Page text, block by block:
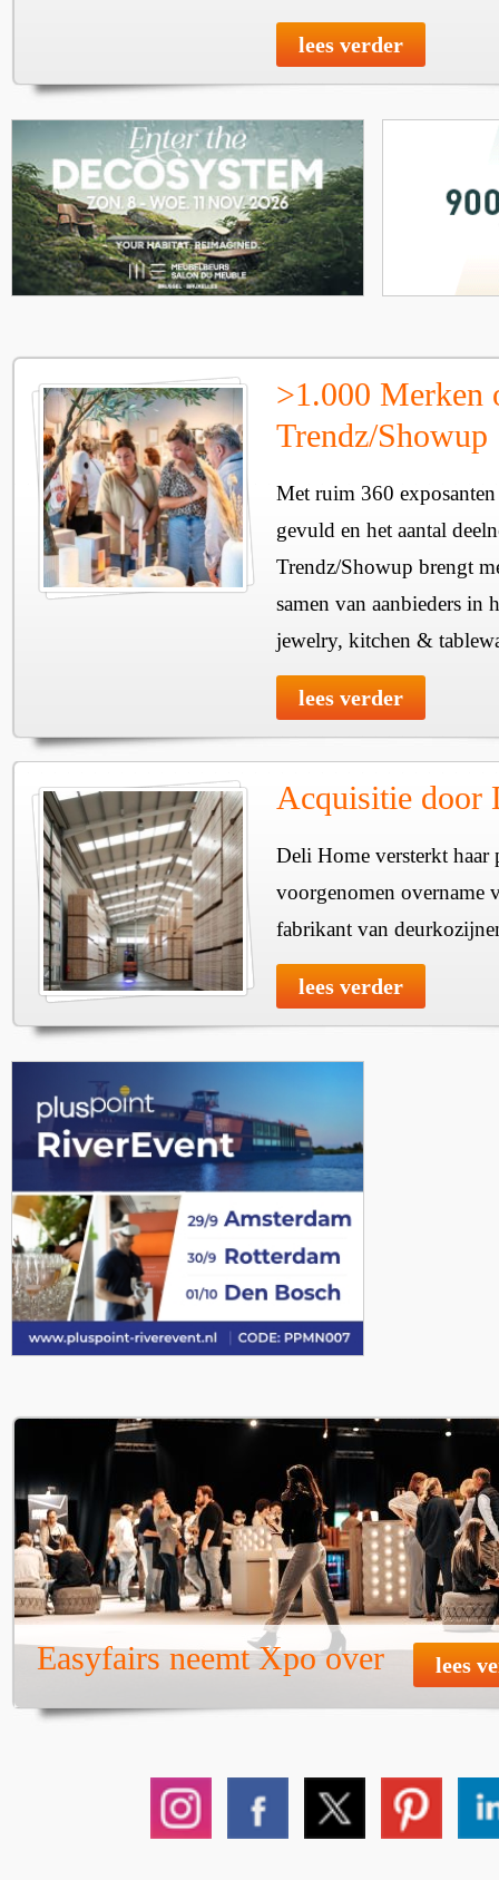
lees verder
>1.000 Merken
Trendz/Showup
Met ruim 360
gevuld en het aantal
Trendz/Showup brengt
samen van aanbieders in
jewelry, kitchen &
lees verder
Acquisitie door
Deli Home versterkt haar
voorgenomen overname
fabrikant van
lees verder
Easyfairs neemt Xpo over lees